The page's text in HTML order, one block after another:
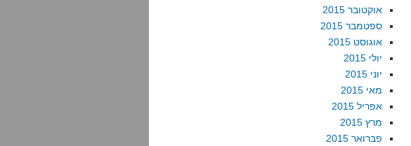
אוקטובר 2015
ספטמבר 2015
אוגוסט 2015
יולי 2015
יוני 2015
מאי 2015
אפריל 2015
מרץ 2015
פברואר 2015